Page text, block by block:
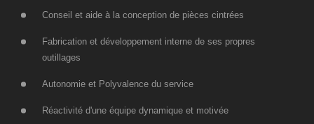
Conseil et aide à la conception de pièces cintrées
Fabrication et développement interne de ses propres
outillages
Autonomie et Polyvalence du service
Réactivité d'une équipe dynamique et motivée